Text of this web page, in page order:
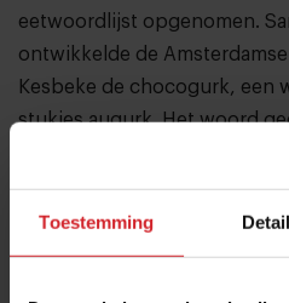
Toestemming
eetwoordlijst opgenomen.
ontwikkelde de
Kesbeke de chocogurk, een
stukjes augurk. Het woord
augurken-hype »
9. Pistachisatie